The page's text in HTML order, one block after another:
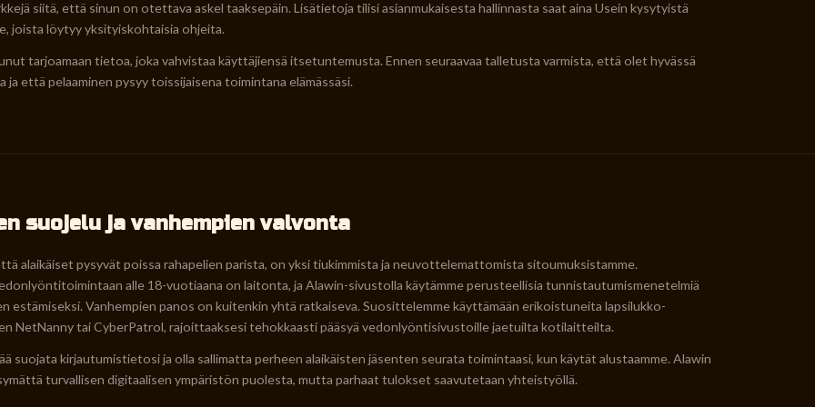
siitä, että sinun on otettava askel taaksepäin. Lisätietoja tilisi asianmukaisesta hallinnasta saat aina Usein kysytyistä
joista löytyy yksityiskohtaisia ohjeita.
tarjoamaan tietoa, joka vahvistaa käyttäjiensä itsetuntemusta. Ennen seuraavaa talletusta varmista, että olet hyvässä
ja että pelaaminen pysyy toissijaisena toimintana elämässäsi.
suojelu ja vanhempien valvonta
alaikäiset pysyvät poissa rahapelien parista, on yksi tiukimmista ja neuvottelemattomista sitoumuksistamme.
alle 18-vuotiaana on laitonta, ja Alawin-sivustolla käytämme perusteellisia tunnistautumismenetelmiä
estämiseksi. Vanhempien panos on kuitenkin yhtä ratkaiseva. Suosittelemme käyttämään erikoistuneita lapsilukko-
NetNanny tai CyberPatrol, rajoittaaksesi tehokkaasti pääsyä vedonlyöntisivustoille jaetuilta kotilaitteilta.
suojata kirjautumistietosi ja olla sallimatta perheen alaikäisten jäsenten seurata toimintaasi, kun käytät alustaamme. Alawin
turvallisen digitaalisen ympäristön puolesta, mutta parhaat tulokset saavutetaan yhteistyöllä.